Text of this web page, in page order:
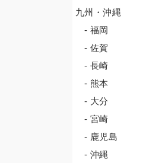
九州・沖縄
- 福岡
- 佐賀
- 長崎
- 熊本
- 大分
- 宮崎
- 鹿児島
- 沖縄